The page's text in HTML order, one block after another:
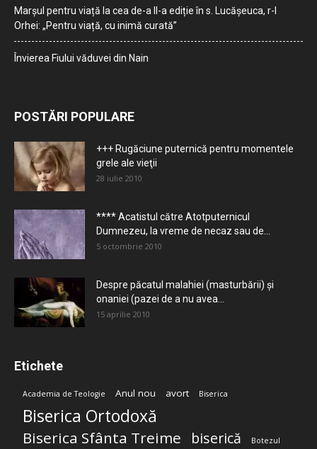
Marșul pentru viață la cea de-a II-a ediție în s. Lucășeuca, r-l
Orhei: „Pentru viață, cu inimă curată”
Învierea Fiului văduvei din Nain
POSTĂRI POPULARE
+++ Rugăciune puternică pentru momentele
grele ale vieţii
28 iulie 2010
**** Acatistul către Atotputernicul
Dumnezeu, la vreme de necaz sau de...
5 octombrie 2010
Despre păcatul malahiei (masturbării) şi
onaniei (pazei de a nu avea...
15 aprilie 2010
Etichete
Academia de Teologie Anul nou avort Biserica
Biserica Ortodoxă
Biserica Sfânta Treime biserică Botezul